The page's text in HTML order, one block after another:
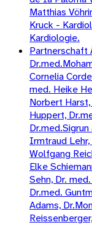
Matthias
Kruck -
Kardiologie.
Partnerschaft
Cornelia
med. Heike
Norbert
Huppert,
Irmtraud Lehr,
Wolfgang
Elke
Sehn, Dr.
Dr.med.
Adams,